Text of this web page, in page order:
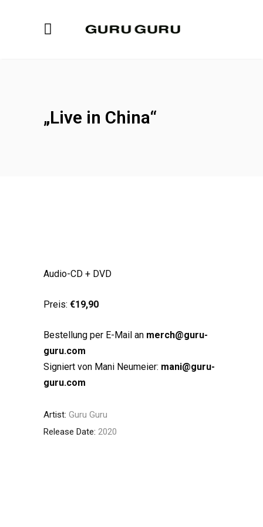
„Live in China“
Audio-CD + DVD
Preis: €19,90
Bestellung per E-Mail an merch@guru-
guru.com
Signiert von Mani Neumeier: mani@guru-
guru.com
Artist: Guru Guru
Release Date: 2020